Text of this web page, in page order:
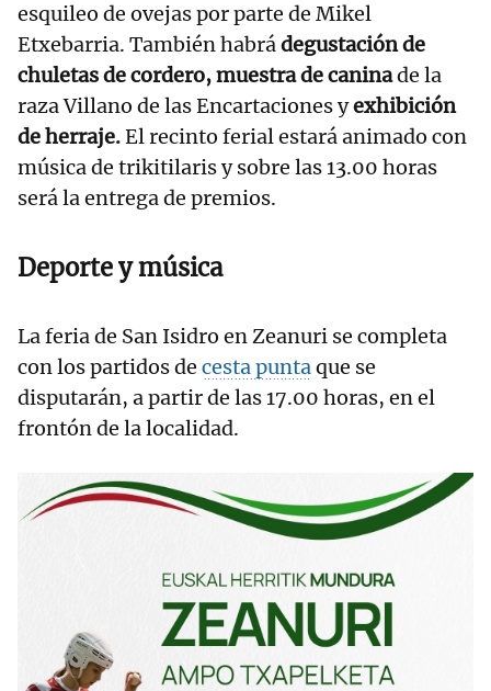
esquileo de ovejas por parte de Mikel
Etxebarria. También habrádegustación de
chuletas de cordero,muestra de caninade la
raza Villano de las Encartaciones yexhibición
de herraje.El recinto ferial estará animado con
música de trikitilaris y sobre las 13.00 horas
será la entrega de premios.
Deporte y música
La feria de San Isidro en Zeanuri se completa
con los partidos de cesta puntaque se
disputarán, a partir de las 17.00 horas, en el
frontón de la localidad.